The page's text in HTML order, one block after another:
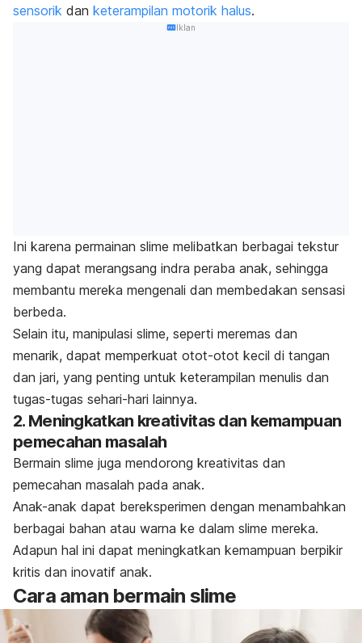
sensorik dan keterampilan motorik halus.
Iklan
Ini karena permainan slime melibatkan berbagai tekstur
yang dapat merangsang indra peraba anak, sehingga
membantu mereka mengenali dan membedakan sensasi
berbeda.
Selain itu, manipulasi slime, seperti meremas dan
menarik, dapat memperkuat otot-otot kecil di tangan
dan jari, yang penting untuk keterampilan menulis dan
tugas-tugas sehari-hari lainnya.
2. Meningkatkan kreativitas dan kemampuan
pemecahan masalah
Bermain slime juga mendorong kreativitas dan
pemecahan masalah pada anak.
Anak-anak dapat bereksperimen dengan menambahkan
berbagai bahan atau warna ke dalam slime mereka.
Adapun hal ini dapat meningkatkan kemampuan berpikir
kritis dan inovatif anak.
Cara aman bermain slime